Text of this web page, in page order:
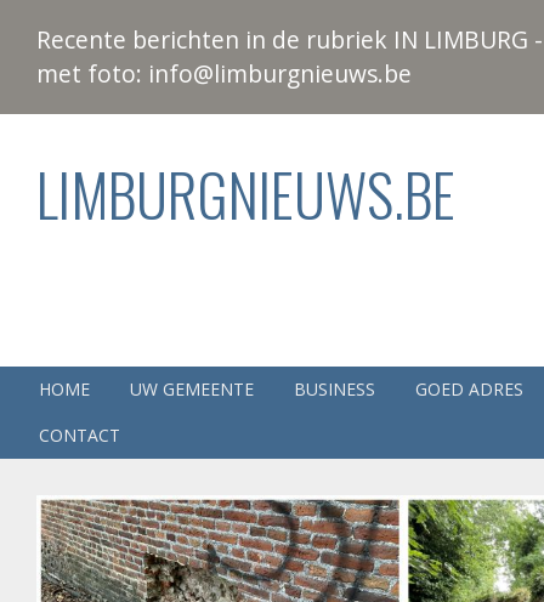
Recente berichten in de rubriek IN
met foto: info@limburgnieuws.be
LIMBURGNIEUWS.BE
HOME UW GEMEENTE BUSINESS
GOED ADRES
CONTACT